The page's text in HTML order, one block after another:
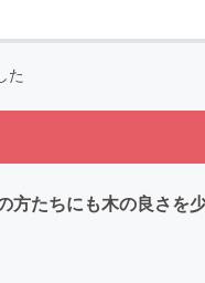
た
たちにも木の良さを